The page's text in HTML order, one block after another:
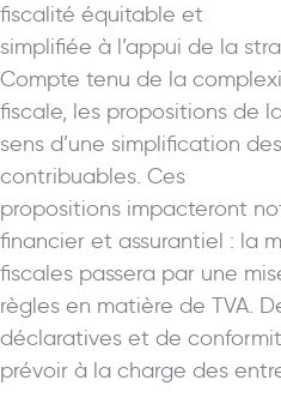
fiscalité équitable et
simplifiée à l’appui de la
Compte tenu de la
fiscale, les propositions de
sens d’une simplification
contribuables. Ces
propositions impacteront
financier et assurantiel : la
fiscales passera par une
règles en matière de TVA.
déclaratives et de
prévoir à la charge des